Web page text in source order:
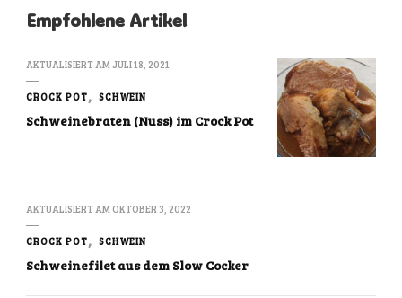
Empfohlene Artikel
AKTUALISIERT AMJULI 18, 2021
CROCK POT SCHWEIN
Schweinebraten (Nuss) im Crock Pot
AKTUALISIERT AM OKTOBER 3, 2022
CROCK POT SCHWEIN
Schweinefilet aus dem Slow Cocker